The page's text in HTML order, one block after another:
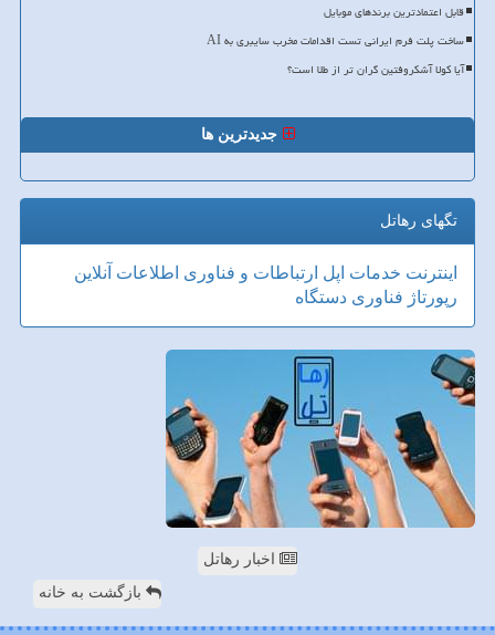
قابل اعتمادترین برندهای موبایل
ساخت پلت فرم ایرانی تست اقدامات مخرب سایبری به AI
آیا کولا آشکروفتین گران تر از طلا است؟
جدیدترین ها
تگهای رهاتل
اینترنت خدمات اپل ارتباطات و فناوری اطلاعات آنلاین
رپورتاژ فناوری دستگاه
اخبار رهاتل
بازگشت به خانه